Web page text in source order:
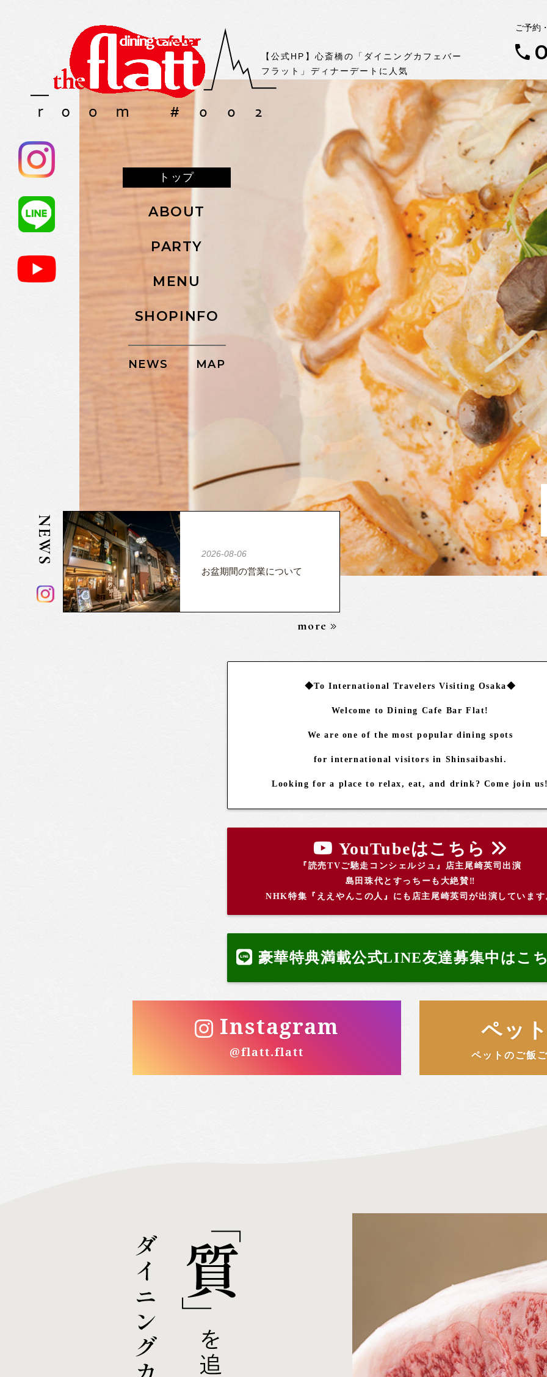
【公式HP】心斎橋の「ダイニングカフェバー
フラット」ディナーデートに人気
トップ
ABOUT
PARTY
MENU
SHOPINFO
NEWS MAP
ご予約
NEWS 2026-08-06
お盆期間の営業について
more
◆To International Travelers Visiting Osaka◆
Welcome to Dining Cafe Bar Flat!
We are one of the most popular dining spots
for international visitors in Shinsaibashi.
Looking for a place to relax, eat, and drink? Come join
YouTubeはこちら
『読売TVご馳走コンシェルジュ』店主尾崎英司出演
島田珠代とすっちーも大絶賛‼️
NHK特集『ええやんこの人』にも 店主尾崎英司が出演しています
豪華特典満載公式LINE友達募集中はこ
Instagram
@flatt.flatt
ペッ
ペットのご飯